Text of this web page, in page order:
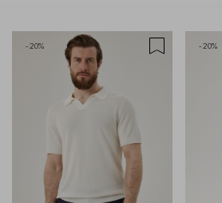
-20% -20%